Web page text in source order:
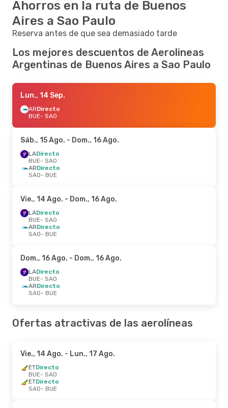
Ahorros en la ruta de Buenos
Aires a Sao Paulo
Reserva antes de que sea demasiado tarde
Los mejores descuentos de Aerolineas
Argentinas de Buenos Aires a Sao Paulo
Lun., 14 Sep.
ARDirecto
BUE- SAO
Sáb., 15 Ago. - Dom., 16 Ago.
LADirecto
BUE- SAO
ARDirecto
SAO- BUE
Vie., 14 Ago. - Dom., 16 Ago.
LADirecto
BUE- SAO
ARDirecto
SAO- BUE
Dom., 16 Ago. - Dom., 16 Ago.
LADirecto
BUE- SAO
ARDirecto
SAO- BUE
Ofertas atractivas de las aerolíneas
Vie., 14 Ago. - Lun., 17 Ago.
ETDirecto
BUE- SAO
ETDirecto
SAO- BUE